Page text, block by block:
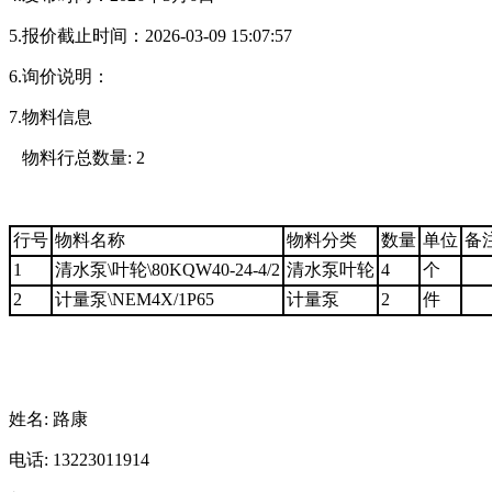
5.报价截止时间：2026-03-09 15:07:57
6.询价说明：
7.物料信息
物料行总数量: 2
行号 物料名称 物料分类 数量 单位 备
1
清水泵\叶轮\80KQW40-24-4/2 清水泵叶轮 4
个
2
计量泵\NEM4X/1P65 计量泵 2 件
姓名: 路康
电话: 13223011914